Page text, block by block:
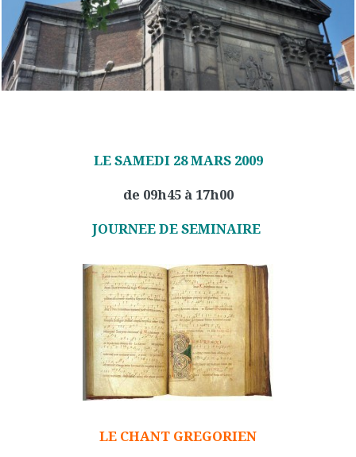
LE SAMEDI 28 MARS 2009
de 09h45 à 17h00
JOURNEE DE SEMINAIRE
LE CHANT GREGORIEN